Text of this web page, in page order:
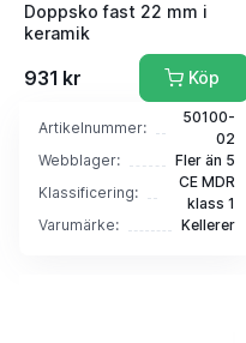
Doppsko fast 22 mm i
keramik
931 kr Köp
Artikelnummer:
50100-
02
Webblager:
Fler än 5
Klassificering:
CE MDR
klass 1
Varumärke:
Kellerer